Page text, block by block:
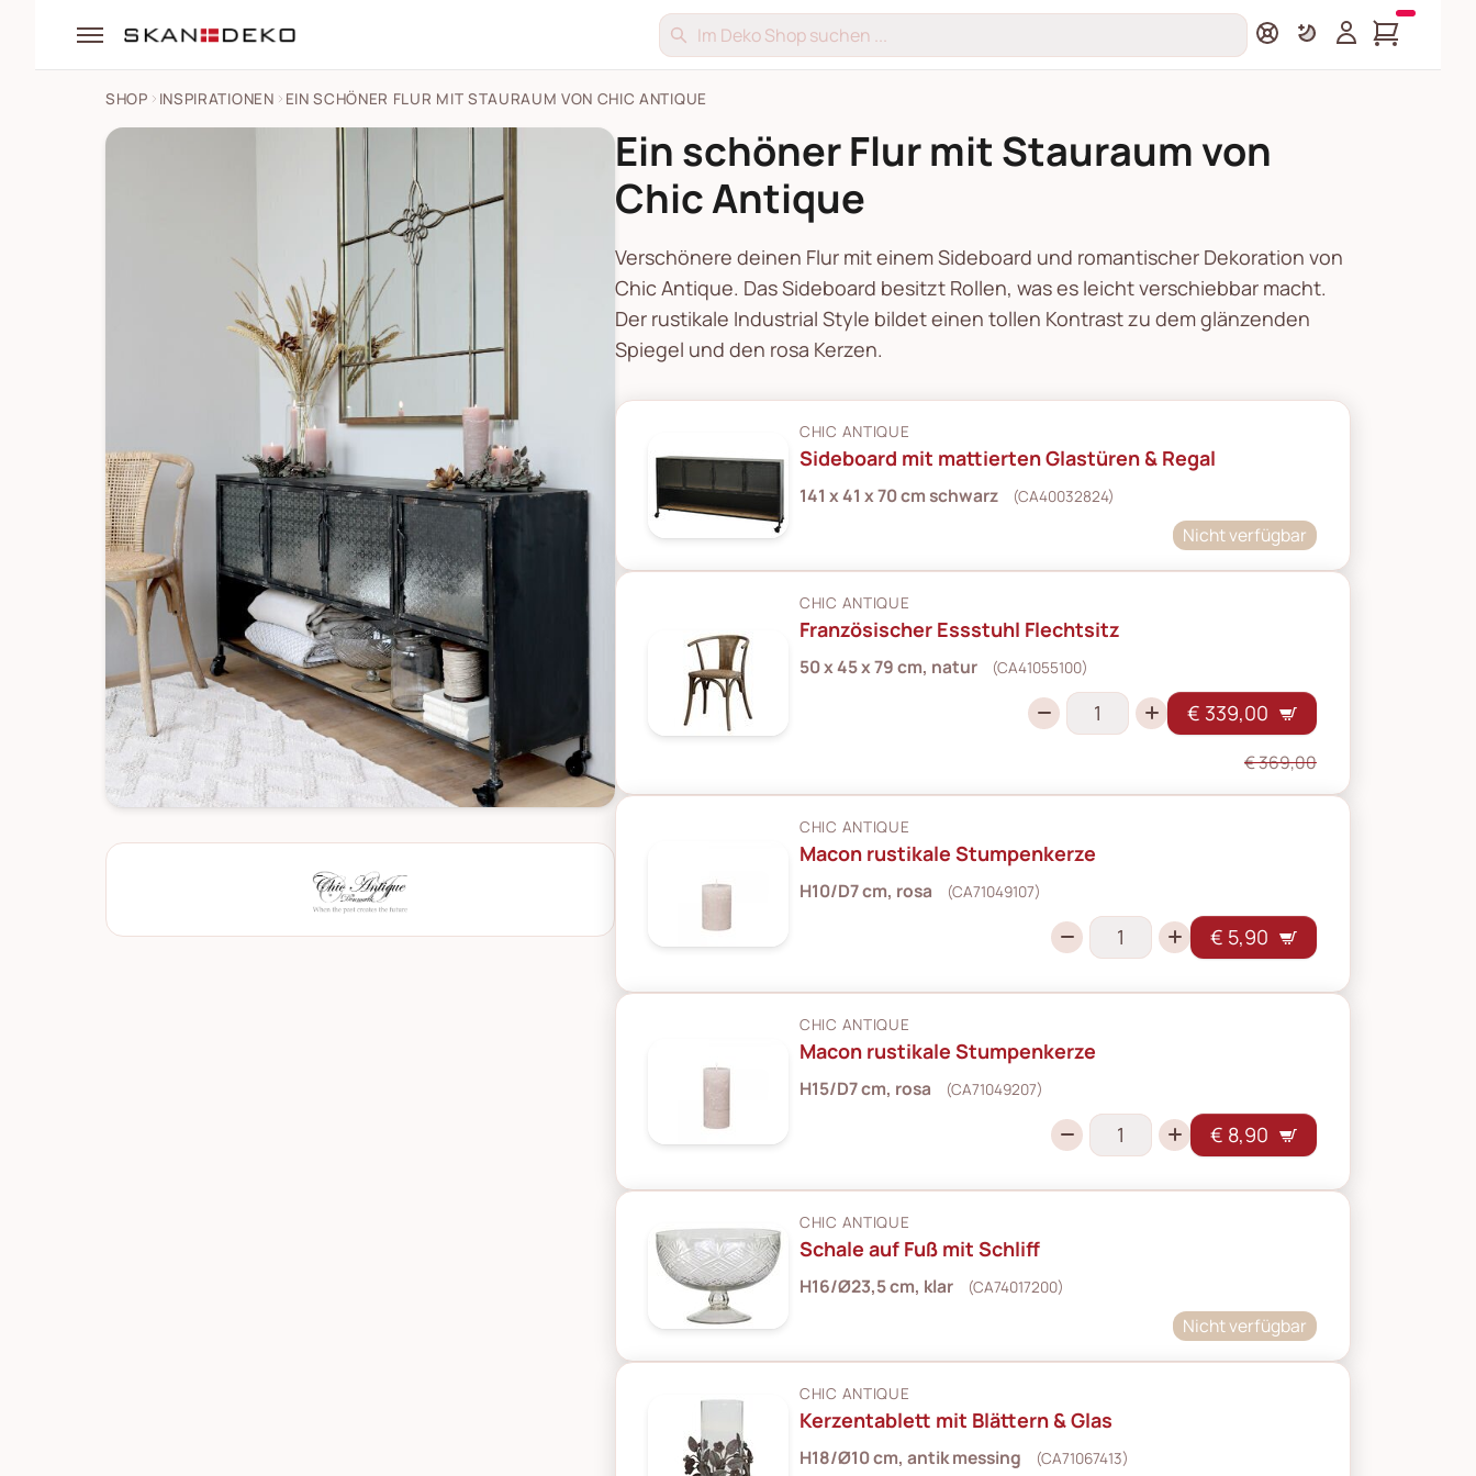
SHOP INSPIRATIONEN EIN SCHÖNER FLUR MIT STAURAUM VON CHIC ANTIQUE
Ein schöner Flur mit Stauraum von
Chic Antique
Verschönere deinen Flur mit einem Sideboard und romantischer Dekoration von
Chic Antique. Das Sideboard besitzt Rollen, was es leicht verschiebbar macht.
Der rustikale Industrial Style bildet einen tollen Kontrast zu dem glänzenden
Spiegel und den rosa Kerzen.
CHIC ANTIQUE
Sideboard mit mattierten Glastüren & Regal
141 x 41 x 70 cm schwarz (CA40032824)
Nicht verfügbar
CHIC ANTIQUE
Französischer Essstuhl Flechtsitz
50 x 45 x 79 cm, natur (CA41055100)
€ 339,00
€ 369,00
CHIC ANTIQUE
Macon rustikale Stumpenkerze
H10/D7 cm, rosa (CA71049107)
€ 5,90
CHIC ANTIQUE
Macon rustikale Stumpenkerze
H15/D7 cm, rosa (CA71049207)
€ 8,90
CHIC ANTIQUE
Schale auf Fuß mit Schliff
H16/Ø23,5 cm, klar (CA74017200)
Nicht verfügbar
CHIC ANTIQUE
Kerzentablett mit Blättern & Glas
H18/Ø10 cm, antik messing (CA71067413)